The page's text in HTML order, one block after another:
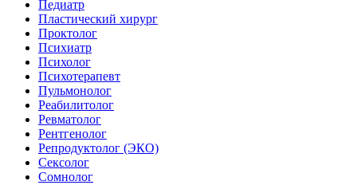
Педиатр
Пластический хирург
Проктолог
Психиатр
Психолог
Психотерапевт
Пульмонолог
Реабилитолог
Ревматолог
Рентгенолог
Репродуктолог (ЭКО)
Сексолог
Сомнолог